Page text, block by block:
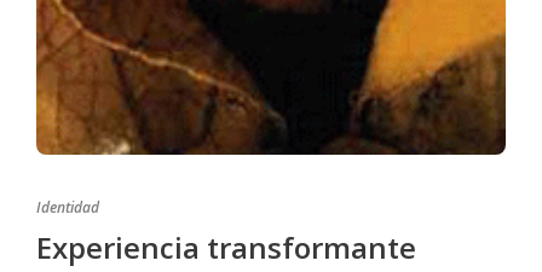
Identidad
Experiencia transformante